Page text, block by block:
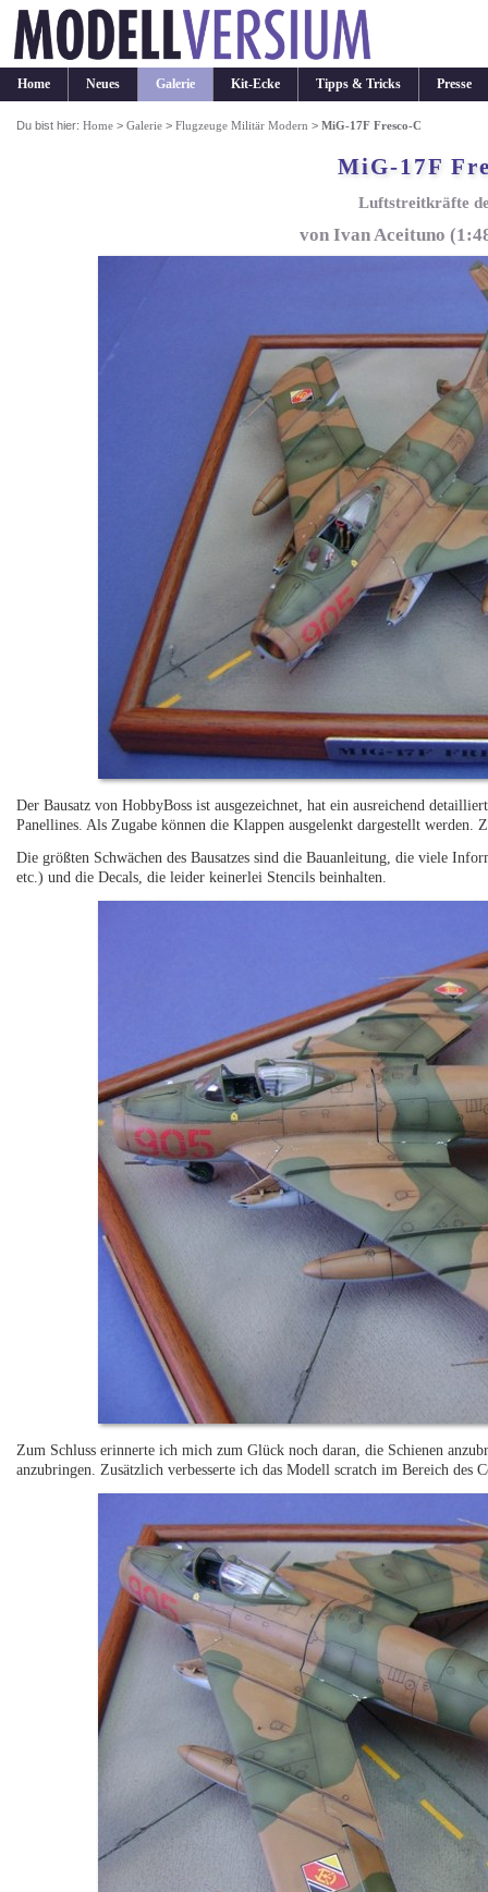
Home Neues Galerie Kit-Ecke Tipps & Tricks Presse
Du bist hier:Home >Galerie >Flugzeuge Militär Modern >MiG-17F Fresco-C
MiG-17F
Luftstreitkräfte
von Ivan Aceituno
Der Bausatz von HobbyBoss ist ausgezeichnet, hat ein ausreichend
Panellines. Als Zugabe können die Klappen ausgelenkt dargestellt
Die größten Schwächen des Bausatzes sind die Bauanleitung, die viele
etc.) und die Decals, die leider keinerlei Stencils beinhalten.
Zum Schluss erinnerte ich mich zum Glück noch daran, die Schienen
anzubringen. Zusätzlich verbesserte ich das Modell scratch im Bereich des